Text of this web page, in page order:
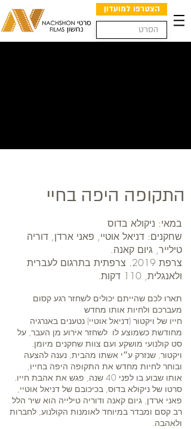
הצטרפו למועדון
התקופה היפה בחיי
במאי: ניקולא בדוס
שחקנים: דניאל אוטיי, פאני ארדן, דוריה
טילייר, גיום קאנה.
צרפת 2019. צרפתית בתרגום לעברית
ולאנגלית, 110 דקות.
תארו לכם שהייתם יכולים לשחזר רגע קסום
מעברכם ולחיות אותו מחדש
חייו של ויקטור (דניאל אוטיי) נטענים באנרגיה
מחודשת כשמוצע לו לשחזר אירוע מן העבר, על
סט קולנועי מושקע ועם צוות שחקנים מיומן.
ויקטור, שנזרק ע״י אשתו מהבית, נענה להצעה
ובוחר לחיות מחדש את התקופה היפה בחייו,
אותו שבוע בו לפני 40 שנה, פגש את אהבת חייו.
סרטו של ניקולא בדוס, בכיכובם של דניאל אוטיי,
פאני ארדן, גיום קאנה ודוריה טילייה הוא שיר הלל
רב קסם ומבדר במיוחד לאומנות הקולנוע, לחברות
ולאהבה.